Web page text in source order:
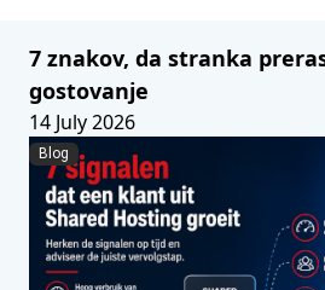
7 znakov, da stranka
gostovanje
14 July 2026
Blog